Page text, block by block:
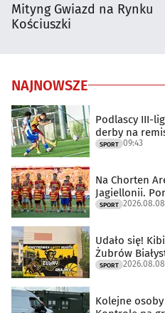
Mityng Gwiazd na Rynku
Kościuszki
NAJNOWSZE
Podlascy III-
derby na
SPORT 09:43
Na Chorten
Jagiellonii.
SPORT 2026.08.08
Udało się!
Żubrów
SPORT
Kolejne